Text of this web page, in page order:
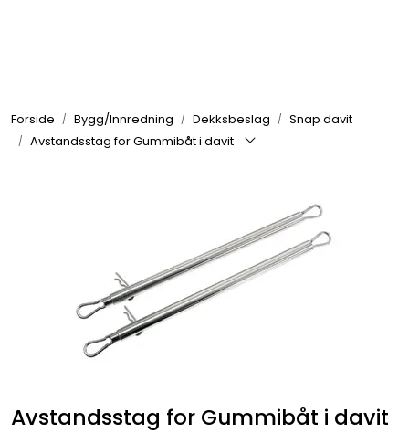
Forside Bygg/Innredning Dekksbeslag
Snap davit
Avstandsstag for Gummibåt i davit
Avstandsstag for Gummibåt i davit
Elektrisk
Motor/Styring
Fortøyning